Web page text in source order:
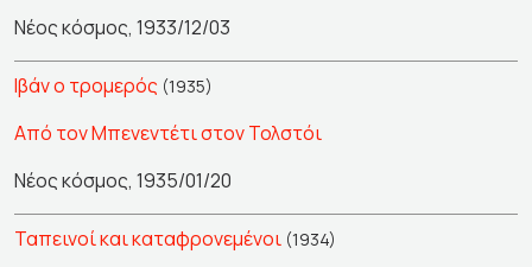
Νέος κόσμος, 1933/12/03
Ιβάν ο τρομερός (1935)
Από τον Μπενεντέτι στον Τολστόι
Νέος κόσμος, 1935/01/20
Ταπεινοί και καταφρονεμένοι (1934)